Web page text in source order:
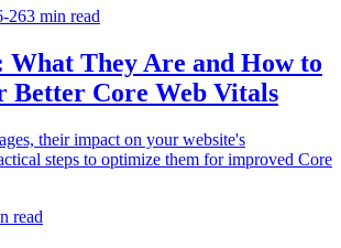
263 min read
What They Are and How to
Better Core Web Vitals
their impact on your website's
steps to optimize them for improved Core
read